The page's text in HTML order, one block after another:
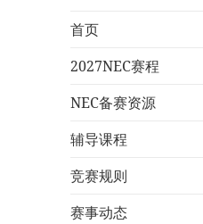
首页
2027NEC赛程
NEC备赛资源
辅导课程
竞赛规则
赛事动态